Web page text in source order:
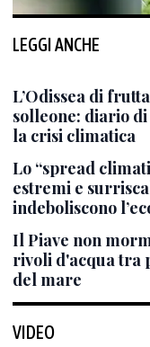
LEGGI ANCHE
L’Odissea di
solleone: diario
la crisi climatica
Lo “spread
estremi e
indeboliscono
Il Piave non
rivoli d'acqua tra
del mare
VIDEO